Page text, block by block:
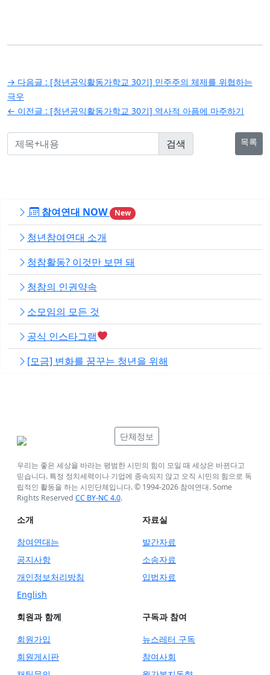
글
탐
색
→ 다음글 : [청년공익활동가학교 30기] 민주주의 체제를 위협하는
극우
← 이전글 : [청년공익활동가학교 30기] 역사적 아픔에 마주하기
목록
참여연대 NOW New
청년참여연대 소개
청참활동? 이것만 보면 돼
청참의 인권약속
소모임의 모든 것
공식 인스타그램
[모금] 변화를 꿈꾸는 청년을 위해
단체정보
우리는 좋은 세상을 바라는 평범한 시민의 힘이 모일 때 세상은 바뀐다고
믿습니다. 특정 정치세력이나 기업에 종속되지 않고 오직 시민의 힘으로 독
립적인 활동을 하는 시민단체입니다. © 1994-2026 참여연대. Some
Rights Reserved CC BY-NC 4.0.
소개
참여연대는
공지사항
개인정보처리방침
English
자료실
발간자료
소송자료
입법자료
회원과 함께
회원가입
회원게시판
구독과 참여
뉴스레터 구독
참여사회